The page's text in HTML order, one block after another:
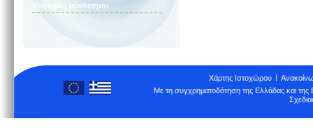
Χρήσιμοι σύνδεσμοι
Χάρτης Ιστοχώρου
Με τη συγχρηματοδότηση της Ελλάδας και